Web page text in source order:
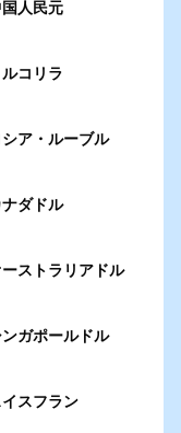
人民元
コリラ
ア・ルーブル
ダドル
ストラリアドル
ガポールドル
スフラン